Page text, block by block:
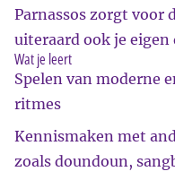
Parnassos zorgt voor
uiteraard ook je eigen
Wat je leert
Spelen van moderne
ritmes
Kennismaken met
zoals doundoun,